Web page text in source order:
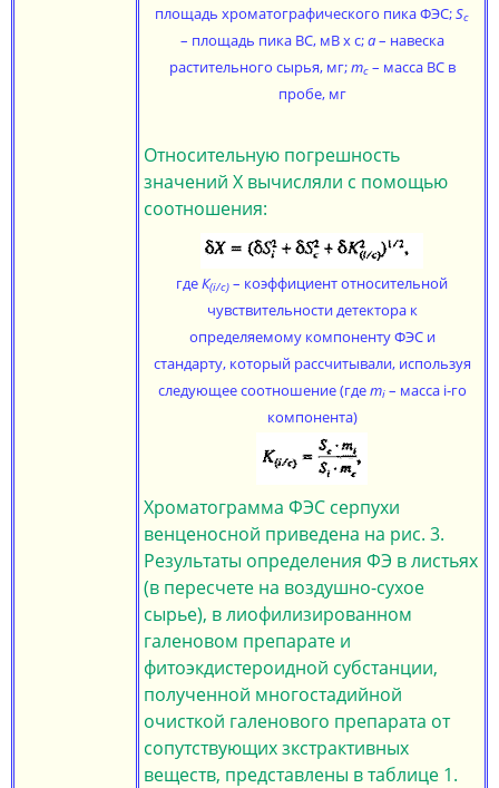
площадь хроматографического пика ФЭС;Sс
– площадь пика ВС, мВ х с;а– навеска
растительного сырья, мг;mc– масса ВС в
пробе, мг
Относительную погрешность
значений Х вычисляли с помощью
соотношения:
гдеК(i/c) – коэффициент относительной
чувствительности детектора к
определяемому компоненту ФЭС и
стандарту, который рассчитывали, используя
следующее соотношение (гдеmi– масса i-го
компонента)
Хроматограмма ФЭС серпухи
венценосной приведена на рис. 3.
Результаты определения ФЭ в листьях
(в пересчете на воздушно-сухое
сырье), в лиофилизированном
галеновом препарате и
фитоэкдистероидной субстанции,
полученной многостадийной
очисткой галенового препарата от
сопутствующих зкстрактивных
веществ, представлены в таблице 1.